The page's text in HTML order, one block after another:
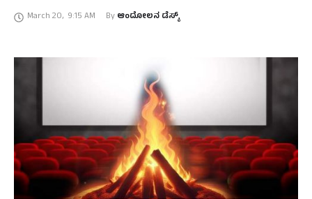
March 20, 9:15 AM By ಆಂದೋಲನ ಡೆಸ್ಕ್